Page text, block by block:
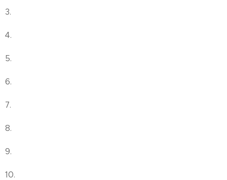
3.
4.
5.
6.
7.
8.
9.
10.